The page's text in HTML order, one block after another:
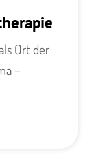
Ort der
–